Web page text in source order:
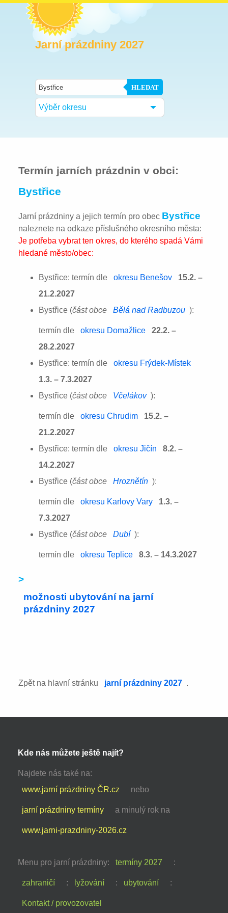
Jarní prázdniny 2027
HLEDAT
Výběr okresu
Termín jarních prázdnin v obci:
Bystřice
Jarní prázdniny a jejich termín pro obec Bystřice
naleznete na odkaze příslušného okresního města:
Je potřeba vybrat ten okres, do kterého spadá Vámi
hledané město/obec:
Bystřice: termín dle okresu Benešov
15.2. –
21.2.2027
Bystřice (část obce Bělá nad Radbuzou ):
termín dle okresu Domažlice
22.2. –
28.2.2027
Bystřice: termín dle
okresu Frýdek-Místek
1.3. – 7.3.2027
Bystřice (část obce Včelákov ):
termín dle okresu Chrudim
15.2. –
21.2.2027
Bystřice: termín dle
okresu Jičín
8.2. –
14.2.2027
Bystřice (část obce Hroznětín ):
termín dle okresu Karlovy Vary
1.3. –
7.3.2027
Bystřice (část obce Dubí ):
termín dle okresu Teplice 8.3. – 14.3.2027
>
možnosti ubytování na jarní
prázdniny 2027
Zpět na hlavní stránku jarní prázdniny 2027 .
Kde nás můžete ještě najít?
Najdete nás také na:
www.jarní prázdniny ČR.cz
nebo
jarní prázdniny termíny a minulý rok na
www.jarni-prazdniny-2026.cz
Menu pro jarní prázdniny: termíny 2027 :
zahraničí : lyžování : ubytování :
Kontakt / provozovatel